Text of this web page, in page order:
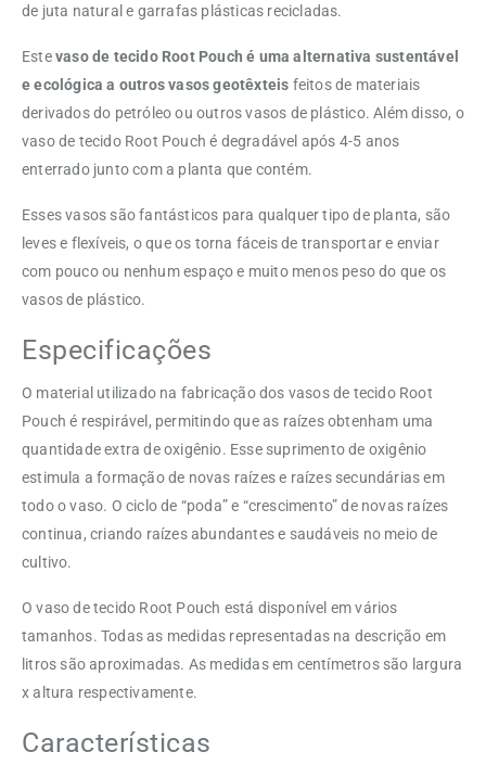
de juta natural e garrafas plásticas recicladas.
Estevaso de tecido Root Pouch é uma alternativa sustentável
e ecológica a outros vasos geotêxteis feitos de materiais
derivados do petróleo ou outros vasos de plástico.Além disso, o
vaso de tecido Root Pouch é degradável após 4-5 anos
enterrado junto com a planta que contém.
Esses vasos são fantásticos para qualquer tipo de planta, são
leves e flexíveis, o que os torna fáceis de transportar e enviar
com pouco ou nenhum espaço e muito menos peso do que os
vasos de plástico.
Especificações
O material utilizado na fabricação dos vasos de tecido Root
Pouch é respirável, permitindo que as raízes obtenham uma
quantidade extra de oxigênio. Esse suprimento de oxigênio
estimula a formação de novas raízes e raízes secundárias em
todo o vaso. O ciclo de “poda” e “crescimento” de novas raízes
continua, criando raízes abundantes e saudáveis ​​no meio de
cultivo.
O vaso de tecido Root Pouch está disponível em vários
tamanhos. Todas as medidas representadas na descrição em
litros são aproximadas. As medidas em centímetros são largura
x altura respectivamente.
Características